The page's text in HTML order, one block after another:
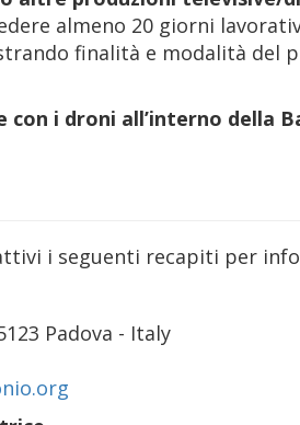
almeno 20 giorni
finalità e modalità del
i droni all’interno della
i seguenti recapiti per
Padova - Italy